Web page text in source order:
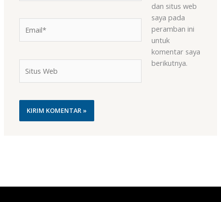
Web
dan situs web
saya pada
peramban ini
untuk
komentar saya
berikutnya.